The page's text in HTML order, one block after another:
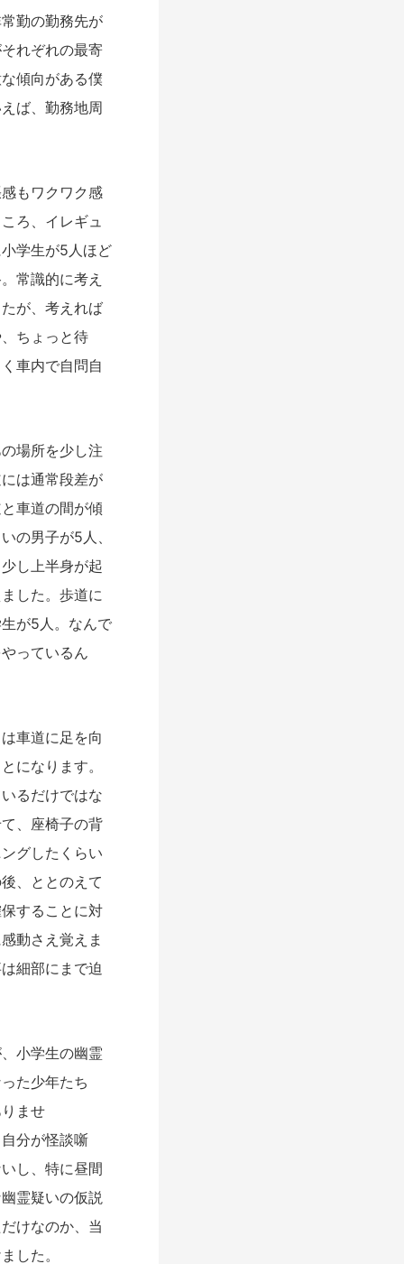
勤の勤務先が
れぞれの最寄
傾向がある僕
ば、勤務地周
もワクワク感
ろ、イレギュ
学生が5人ほど
常識的に考え
が、考えれば
ちょっと待
車内で自問自
場所を少し注
は通常段差が
車道の間が傾
の男子が5人、
し上半身が起
した。歩道に
が5人。なんで
っているん
車道に足を向
になります。
るだけではな
、座椅子の背
グしたくらい
、ととのえて
することに対
動さえ覚えま
細部にまで迫
小学生の幽霊
た少年たち
ませ
分が怪談噺
し、特に昼間
霊疑いの仮説
けなのか、当
した。